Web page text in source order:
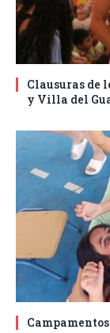
Clausuras de
y Villa del